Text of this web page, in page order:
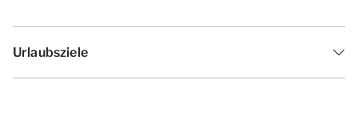
Urlaubsziele